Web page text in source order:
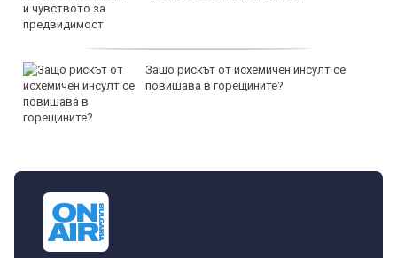
Защо рискът от исхемичен инсулт се
повишава в горещините?